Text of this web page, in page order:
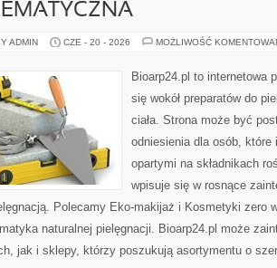
ADMIN CZE - 20 - 2026 MOŻLIWOŚĆ
Bioarp24.pl to internetowa
się wokół preparatów do
ciała. Strona może być
odniesienia dla osób,
opartymi na składnikach
wpisuje się w rosnące
Polecamy Eko-makijaż i Kosmetyki zero
naturalnej pielęgnacji. Bioarp24.pl może
jak i sklepy, którzy poszukują asortymentu o